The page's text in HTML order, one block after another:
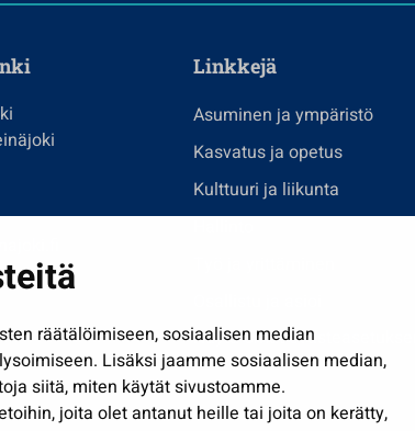
räätälöimiseen, sosiaalisen median
Lisäksi jaamme sosiaalisen median,
siitä, miten käytät sivustoamme.
joita olet antanut heille tai joita on kerätty,
Linkkejä
Asuminen ja ympäristö
Kasvatus ja opetus
Kulttuuri ja liikunta
Näytä omat evästeasetukseni